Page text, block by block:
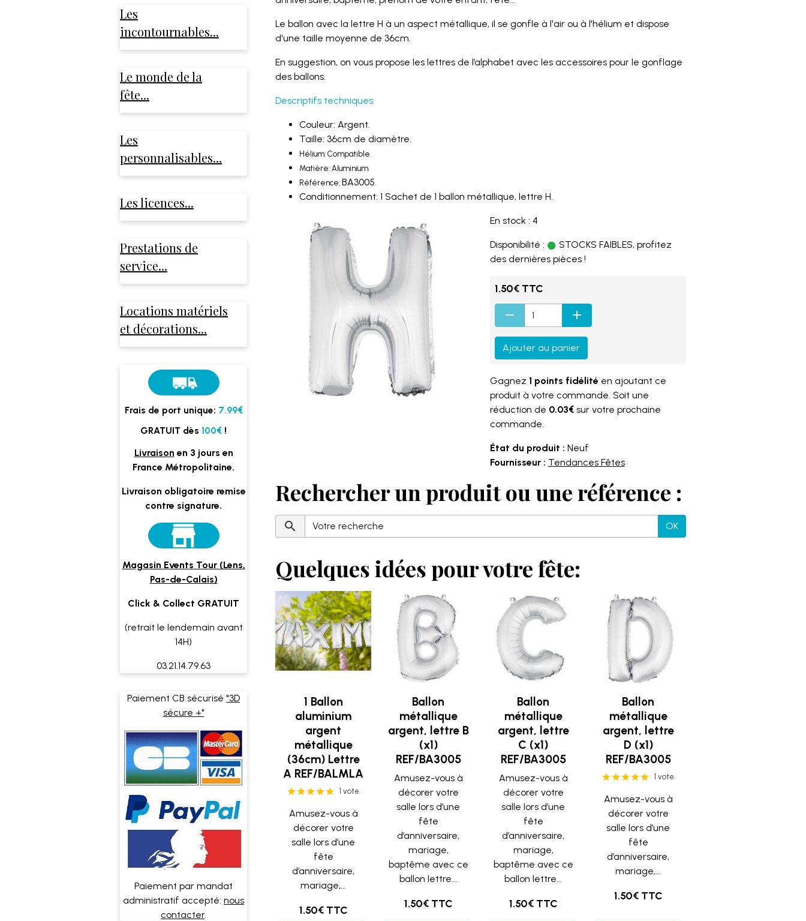
Le ballon avec la lettre H à un aspect métallique, il se gonfle à l'air ou à l'hélium et dispose
d'une taille moyenne de 36cm.
En suggestion, on vous propose les lettres de l’alphabet avec les accessoires pour le gonflage
des ballons.
Descriptifs techniques:
Couleur: Argent.
Taille: 36cm de diamètre.
Hélium: Compatible.
Matière: Aluminium.
Référence: BA3005.
Conditionnement: 1 Sachet de 1 ballon métallique, lettre H.
En stock : 4
Disponibilité :
STOCKS FAIBLES, profitez
des dernières pièces !
1.50€ TTC
Ajouter au panier
Gagnez 1 points fidélité en ajoutant ce
produit à votre commande. Soit une
réduction de 0.03€sur votre prochaine
commande.
État du produit : Neuf
Fournisseur : Tendances Fêtes
Rechercher un produit ou une référence :
OK
Quelques idées pour votre fête:
1 Ballon
aluminium
argent
métallique
(36cm) Lettre
A REF/BALMLA
1 vote.
Amusez-vous à
décorer votre
salle lors d’une
fête
d’anniversaire,
mariage,...
1.50€ TTC
Ballon
métallique
argent, lettre B
(x1)
REF/BA3005
Amusez-vous à
décorer votre
salle lors d’une
fête
d’anniversaire,
mariage,
baptême avec ce
ballon lettre...
1.50€ TTC
Ballon
métallique
argent, lettre
C (x1)
REF/BA3005
Amusez-vous à
décorer votre
salle lors d’une
fête
d’anniversaire,
mariage,
baptême avec ce
ballon lettre...
1.50€ TTC
Ballon
métallique
argent, lettre
D (x1)
REF/BA3005
1 vote.
Amusez-vous à
décorer votre
salle lors d’une
fête
d’anniversaire,
mariage,...
1.50€ TTC
Les
incontournables...
Le monde de la
fête...
Les
personnalisables...
Les licences...
Prestations de
service...
Locations matériels
et décorations...
Frais de port unique: 7.99€
GRATUIT dès 100€ !
Livraison en 3 jours en
France Métropolitaine.
Livraison obligatoire remise
contre signature.
Magasin Events Tour (Lens,
Pas-de-Calais)
Click & Collect GRATUIT
(retrait le lendemain avant
14H)
03.21.14.79.63
Paiement CB sécurisé "3D
sécure +"
Paiement par mandat
administratif accepté: nous
contacter.